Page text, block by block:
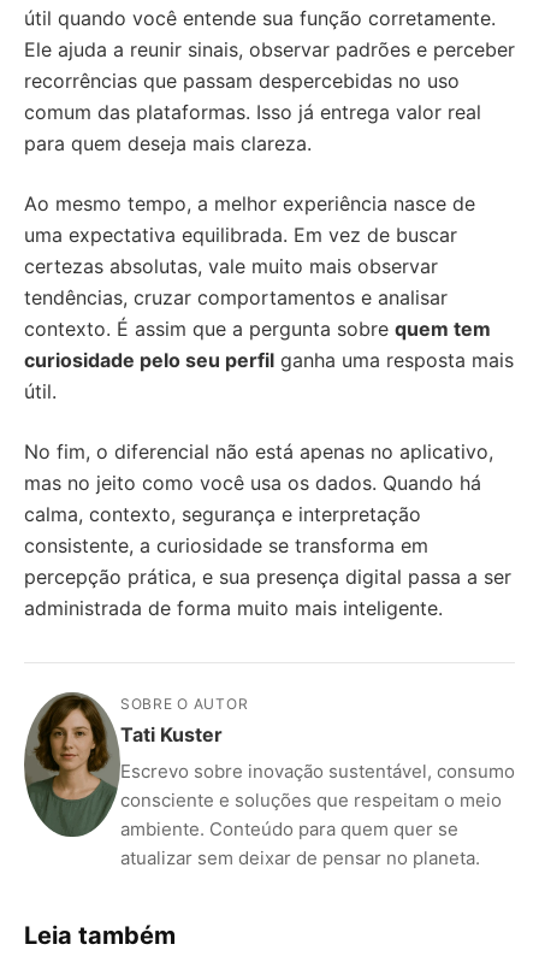
útil quando você entende sua função corretamente.
Ele ajuda a reunir sinais, observar padrões e perceber
recorrências que passam despercebidas no uso
comum das plataformas. Isso já entrega valor real
para quem deseja mais clareza.
Ao mesmo tempo, a melhor experiência nasce de
uma expectativa equilibrada. Em vez de buscar
certezas absolutas, vale muito mais observar
tendências, cruzar comportamentos e analisar
contexto. É assim que a pergunta sobre quem tem
curiosidade pelo seu perfil ganha uma resposta mais
útil.
No fim, o diferencial não está apenas no aplicativo,
mas no jeito como você usa os dados. Quando há
calma, contexto, segurança e interpretação
consistente, a curiosidade se transforma em
percepção prática, e sua presença digital passa a ser
administrada de forma muito mais inteligente.
SOBRE O AUTOR
Tati Kuster
Escrevo sobre inovação sustentável, consumo
consciente e soluções que respeitam o meio
ambiente. Conteúdo para quem quer se
atualizar sem deixar de pensar no planeta.
Leia também